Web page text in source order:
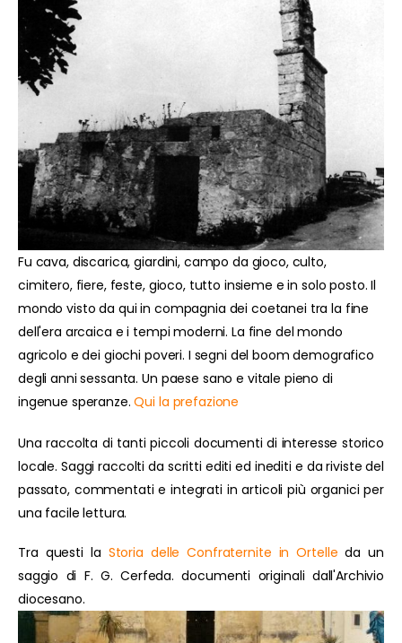
Fu cava, discarica, giardini, campo da gioco, culto,
cimitero, fiere, feste, gioco, tutto insieme e in solo posto. Il
mondo visto da qui in compagnia dei coetanei tra la fine
dell'era arcaica e i tempi moderni. La fine del mondo
agricolo e dei giochi poveri. I segni del boom demografico
degli anni sessanta. Un paese sano e vitale pieno di
ingenue speranze.Qui la prefazione
Una raccolta di tanti piccoli documenti di interesse storico
locale. Saggi raccolti da scritti editi ed inediti e da riviste del
passato, commentati e integrati in articoli più organici per
una facile lettura.
Tra questi la Storia delle Confraternite in Ortelle da un
saggio di F. G. Cerfeda. documenti originali dall'Archivio
diocesano.